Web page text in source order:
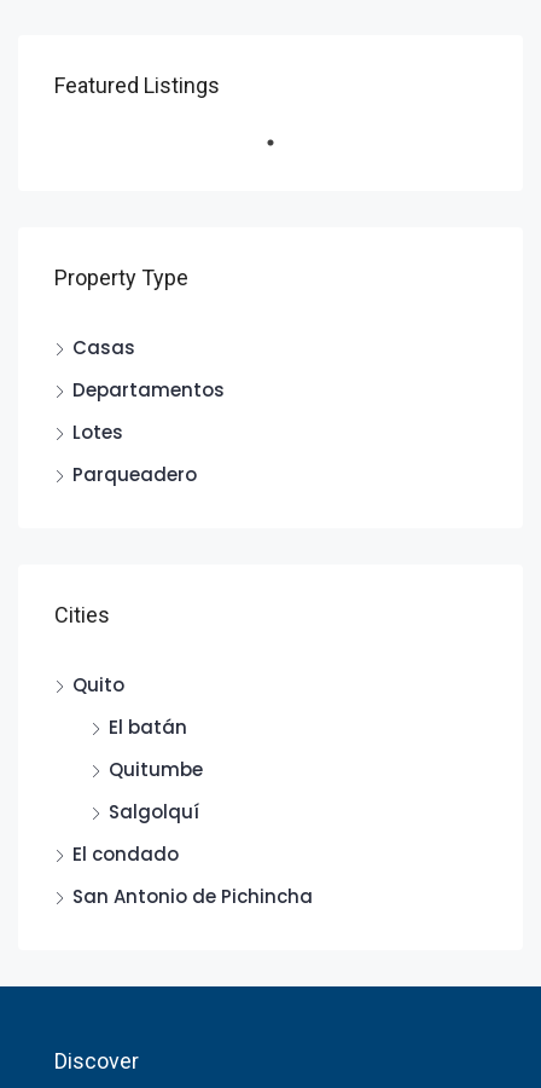
Featured Listings
Property Type
Casas
Departamentos
Lotes
Parqueadero
Cities
Quito
El batán
Quitumbe
Salgolquí
El condado
San Antonio de Pichincha
Discover